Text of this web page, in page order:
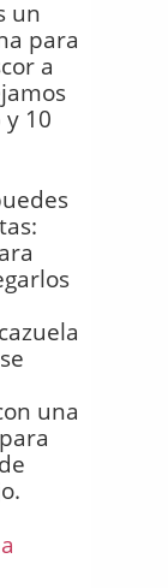
un
para
a
10
una